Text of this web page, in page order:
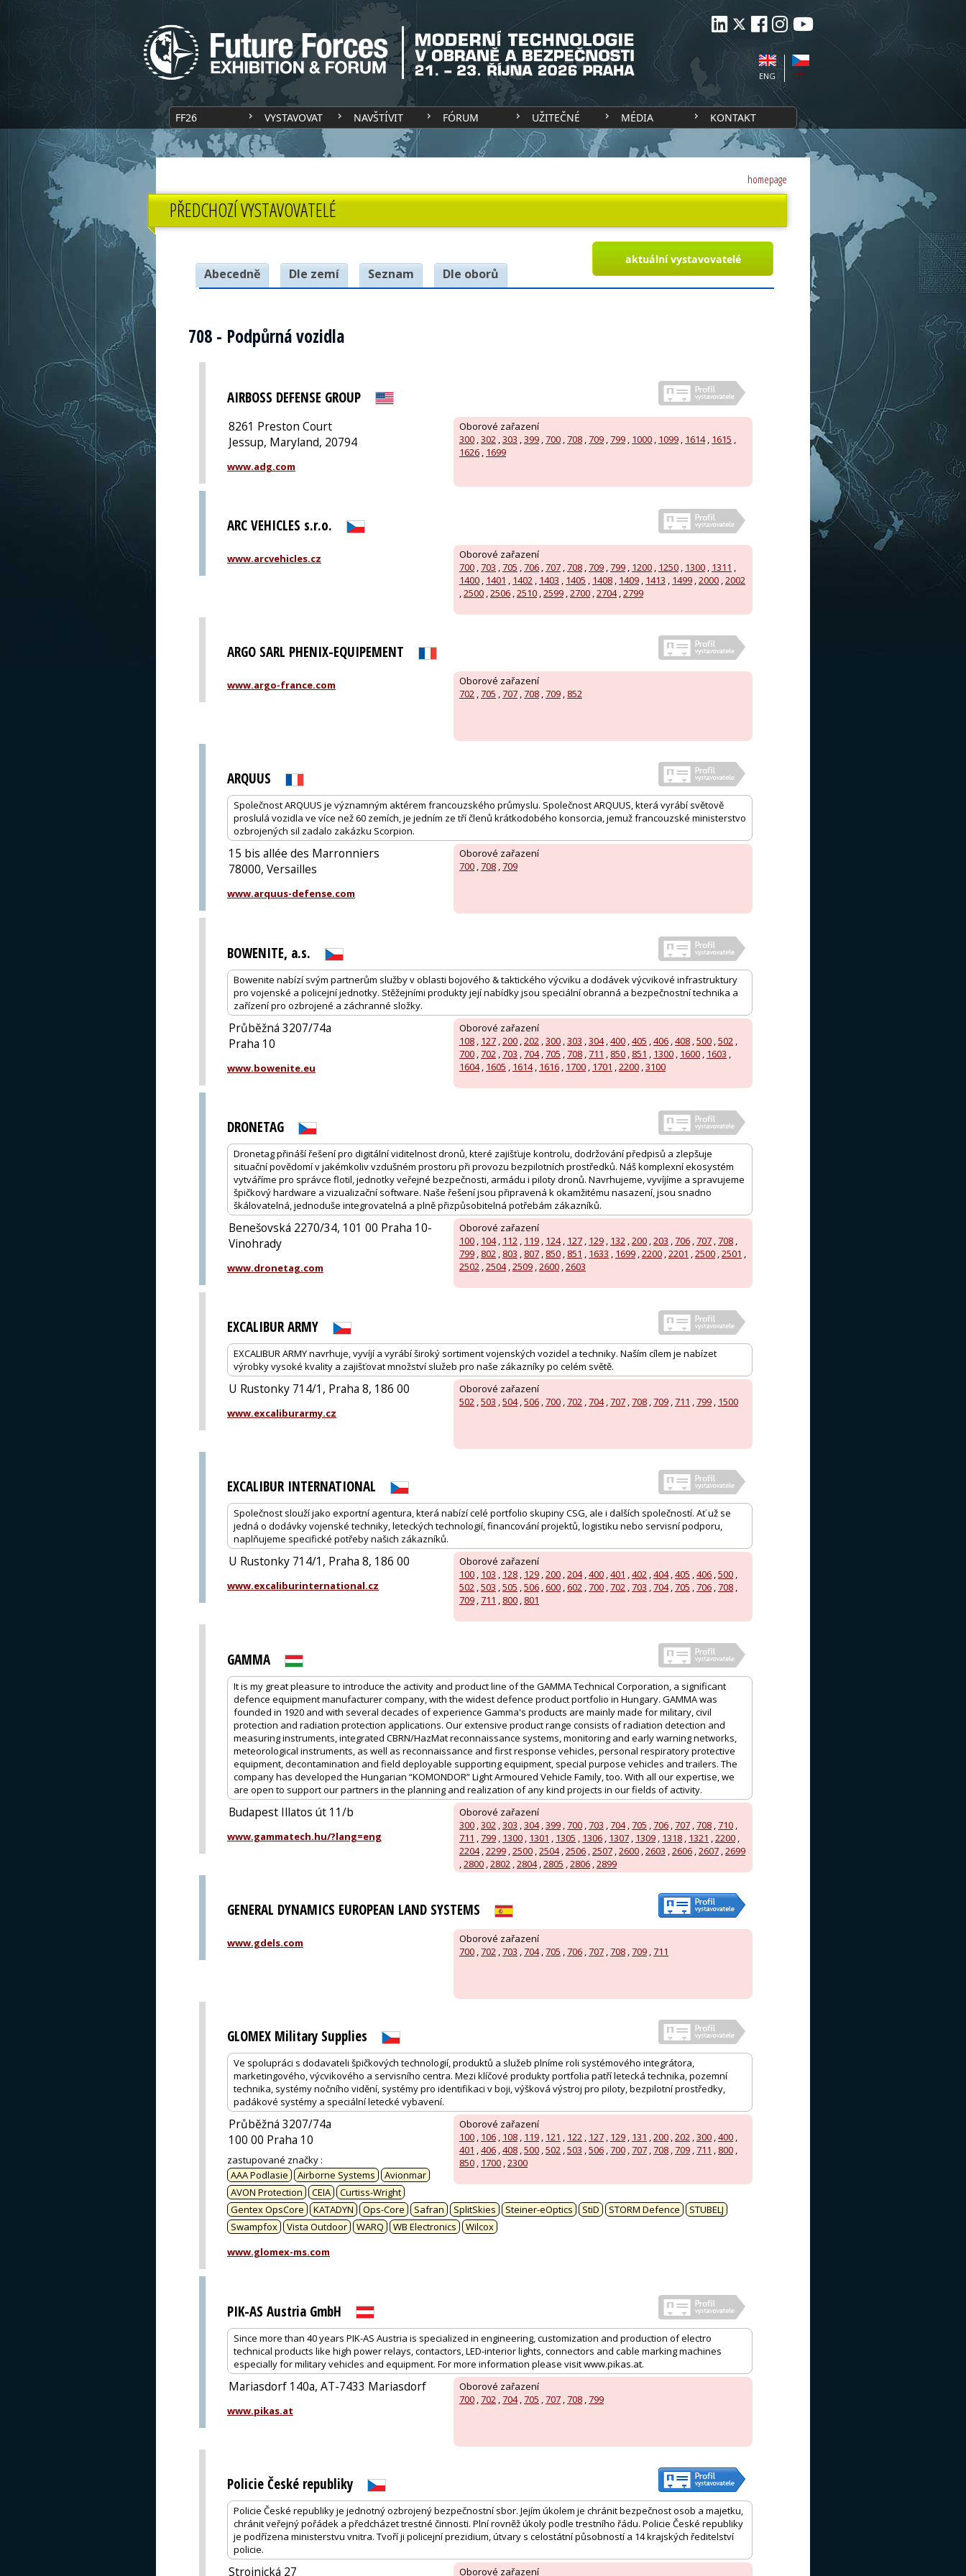
CZE
ENG
FF26 VYSTAVOVAT NAVŠTÍVIT FÓRUM UŽITEČNÉ MÉDIA KONTAKT
homepage
PŘEDCHOZÍ VYSTAVOVATELÉ
aktuální vystavovatelé
Abecedně Dle zemí Seznam Dle oborů
708 - Podpůrná vozidla
AIRBOSS DEFENSE GROUP
Oborové zařazení
300 ,302 ,303 ,399 ,700 ,708 ,709 ,799 , 1000 , 1099 , 1614, 1615 ,
1626 , 1699
8261 Preston Court
Jessup, Maryland, 20794
www.adg.com
ARC VEHICLES s.r.o.
Oborové zařazení
700 ,703 ,705 ,706 ,707 ,708 ,709 ,799 , 1200 , 1250 , 1300 , 1311 ,
1400 , 1401 , 1402 , 1403 , 1405 , 1408 , 1409 , 1413 , 1499 ,2000 ,2002
,2500 ,2506 ,2510 ,2599 ,2700 ,2704,2799
www.arcvehicles.cz
ARGO SARL PHENIX-EQUIPEMENT
Oborové zařazení
702 ,705 ,707 ,708 ,709 , 852
www.argo-france.com
ARQUUS
Společnost ARQUUS je významným aktérem francouzského průmyslu. Společnost ARQUUS, která vyrábí světově
proslulá vozidla ve více než 60 zemích, je jedním ze tří členů krátkodobého konsorcia, jemuž francouzské ministerstvo
ozbrojených sil zadalo zakázku Scorpion.
Oborové zařazení
700 ,708 ,709
15 bis allée des Marronniers
78000, Versailles
www.arquus-defense.com
BOWENITE, a.s.
Bowenite nabízí svým partnerům služby v oblasti bojového & taktického výcviku a dodávek výcvikové infrastruktury
pro vojenské a policejní jednotky. Stěžejními produkty její nabídky jsou speciální obranná a bezpečnostní technika a
zařízení pro ozbrojené a záchranné složky.
Oborové zařazení
108 , 127 ,200 ,202 ,300 ,303 ,304,400 ,405 ,406 ,408 ,500 ,502 ,
700 ,702 ,703 ,704,705 ,708 ,711 , 850 , 851 , 1300 , 1600 , 1603 ,
1604, 1605 , 1614, 1616 , 1700 , 1701 ,2200 ,3100
Průběžná 3207/74a
Praha 10
www.bowenite.eu
DRONETAG
Dronetag přináší řešení pro digitální viditelnost dronů, které zajišťuje kontrolu, dodržování předpisů a zlepšuje
situační povědomí v jakémkoliv vzdušném prostoru při provozu bezpilotních prostředků. Náš komplexní ekosystém
vytváříme pro správce flotil, jednotky veřejné bezpečnosti, armádu i piloty dronů. Navrhujeme, vyvíjíme a spravujeme
špičkový hardware a vizualizační software. Naše řešení jsou připravená k okamžitému nasazení, jsou snadno
škálovatelná, jednoduše integrovatelná a plně přizpůsobitelná potřebám zákazníků.
Oborové zařazení
100 , 104, 112 , 119 , 124, 127 , 129 , 132 ,200 ,203 ,706 ,707 ,708 ,
799 , 802 , 803 , 807 , 850 , 851 , 1633 , 1699 ,2200 ,2201 ,2500 ,2501 ,
2502 ,2504,2509 ,2600 ,2603
Benešovská 2270/34, 101 00 Praha 10-
Vinohrady
www.dronetag.com
EXCALIBUR ARMY
EXCALIBUR ARMY navrhuje, vyvíjí a vyrábí široký sortiment vojenských vozidel a techniky. Naším cílem je nabízet
výrobky vysoké kvality a zajišťovat množství služeb pro naše zákazníky po celém světě.
Oborové zařazení
502 ,503 ,504,506 ,700 ,702 ,704,707 ,708 ,709 ,711 ,799 , 1500
U Rustonky 714/1, Praha 8, 186 00
www.excaliburarmy.cz
EXCALIBUR INTERNATIONAL
Společnost slouží jako exportní agentura, která nabízí celé portfolio skupiny CSG, ale i dalších společností. Ať už se
jedná o dodávky vojenské techniky, leteckých technologií, financování projektů, logistiku nebo servisní podporu,
naplňujeme specifické potřeby našich zákazníků.
Oborové zařazení
100 , 103 , 128 , 129 ,200 ,204,400 ,401 ,402 ,404,405 ,406 ,500 ,
502 ,503 ,505 ,506 , 600 , 602 ,700 ,702 ,703 ,704,705 ,706 ,708 ,
709 ,711 , 800 , 801
U Rustonky 714/1, Praha 8, 186 00
www.excaliburinternational.cz
GAMMA
It is my great pleasure to introduce the activity and product line of the GAMMA Technical Corporation, a significant
defence equipment manufacturer company, with the widest defence product portfolio in Hungary. GAMMA was
founded in 1920 and with several decades of experience Gamma's products are mainly made for military, civil
protection and radiation protection applications. Our extensive product range consists of radiation detection and
measuring instruments, integrated CBRN/HazMat reconnaissance systems, monitoring and early warning networks,
meteorological instruments, as well as reconnaissance and first response vehicles, personal respiratory protective
equipment, decontamination and field deployable supporting equipment, special purpose vehicles and trailers. The
company has developed the Hungarian “KOMONDOR” Light Armoured Vehicle Family, too. With all our expertise, we
are open to support our partners in the planning and realization of any kind projects in our fields of activity.
Oborové zařazení
300 ,302 ,303 ,304,399 ,700 ,703 ,704,705 ,706 ,707 ,708 ,710 ,
711 ,799 , 1300 , 1301 , 1305 , 1306 , 1307 , 1309 , 1318 , 1321 ,2200 ,
2204,2299 ,2500 ,2504,2506 ,2507 ,2600 ,2603 ,2606 ,2607 ,2699
,2800 ,2802 ,2804,2805 ,2806 ,2899
Budapest Illatos út 11/b
www.gammatech.hu/?lang=eng
GENERAL DYNAMICS EUROPEAN LAND SYSTEMS
Oborové zařazení
700 ,702 ,703 ,704,705 ,706 ,707 ,708 ,709 ,711
www.gdels.com
GLOMEX Military Supplies
Ve spolupráci s dodavateli špičkových technologií, produktů a služeb plníme roli systémového integrátora,
marketingového, výcvikového a servisního centra. Mezi klíčové produkty portfolia patří letecká technika, pozemní
technika, systémy nočního vidění, systémy pro identifikaci v boji, výšková výstroj pro piloty, bezpilotní prostředky,
padákové systémy a speciální letecké vybavení.
Oborové zařazení
100 , 106 , 108 , 119 , 121 , 122 , 127 , 129 , 131 ,200 ,202 ,300 ,400 ,
401 ,406 ,408 ,500 ,502 ,503 ,506 ,700 ,707 ,708 ,709 ,711 , 800 ,
850 , 1700 ,2300
Průběžná 3207/74a
100 00 Praha 10
zastupované značky :
AAA Podlasie
Airborne Systems
Avionmar
AVON Protection
CEIA
Curtiss-Wright
Gentex OpsCore
KATADYN Ops-Core Safran SplitSkies Steiner-eOptics StiD STORM Defence
STUBELJ
Swampfox
Vista Outdoor WARQ WB Electronics
Wilcox
www.glomex-ms.com
PIK-AS Austria GmbH
Since more than 40 years PIK-AS Austria is specialized in engineering, customization and production of electro
technical products like high power relays, contactors, LED-interior lights, connectors and cable marking machines
especially for military vehicles and equipment. For more information please visit www.pikas.at.
Oborové zařazení
700 702 704, 705 707 708 799
Mariasdorf 140a, AT-7433 Mariasdorf
www.pikas.at
Policie České republiky
Policie České republiky je jednotný ozbrojený bezpečnostní sbor. Jejím úkolem je chránit bezpečnost osob a majetku,
chránit veřejný pořádek a předcházet trestné činnosti. Plní rovněž úkoly podle trestního řádu. Policie České republiky
je podřízena ministerstvu vnitra. Tvoří ji policejní prezidium, útvary s celostátní působností a 14 krajských ředitelství
policie.
Oborové zařazení
Strojnická 27